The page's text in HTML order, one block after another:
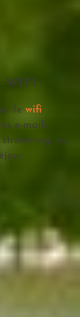
WIFI
le wifi
e-mails,
ou